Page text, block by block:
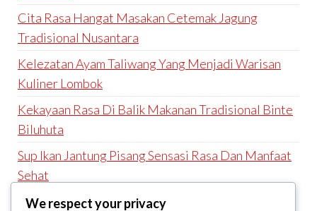
Cita Rasa Hangat Masakan Cetemak Jagung
Tradisional Nusantara
Kelezatan Ayam Taliwang Yang Menjadi Warisan
Kuliner Lombok
Kekayaan Rasa Di Balik Makanan Tradisional Binte
Biluhuta
Sup Ikan Jantung Pisang Sensasi Rasa Dan Manfaat
Sehat
We respect your privacy